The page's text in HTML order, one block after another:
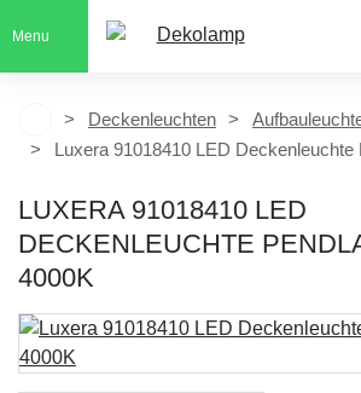
Menu
Deckenleuchten
Luxera 91018410 LED
LUXERA 91018410 LED
DECKENLEUCHTE
4000K